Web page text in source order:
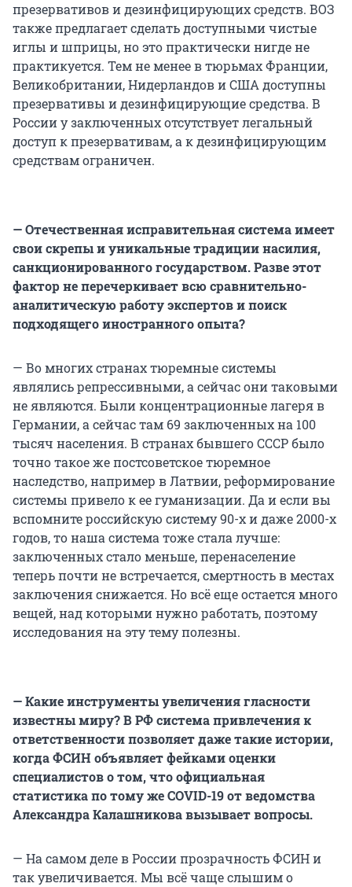
презервативов и дезинфицирующих средств. ВОЗ
также предлагает сделать доступными чистые
иглы и шприцы, но это практически нигде не
практикуется. Тем не менее в тюрьмах Франции,
Великобритании, Нидерландов и США доступны
презервативы и дезинфицирующие средства. В
России у заключенных отсутствует легальный
доступ к презервативам, а к дезинфицирующим
средствам ограничен.
— Отечественная исправительная система имеет
свои скрепы и уникальные традиции насилия,
санкционированного государством. Разве этот
фактор не перечеркивает всю сравнительно-
аналитическую работу экспертов и поиск
подходящего иностранного опыта?
— Во многих странах тюремные системы
являлись репрессивными, а сейчас они таковыми
не являются. Были концентрационные лагеря в
Германии, а сейчас там 69 заключенных на 100
тысяч населения. В странах бывшего СССР было
точно такое же постсоветское тюремное
наследство, например в Латвии, реформирование
системы привело к ее гуманизации. Да и если вы
вспомните российскую систему 90-х и даже 2000-х
годов, то наша система тоже стала лучше:
заключенных стало меньше, перенаселение
теперь почти не встречается, смертность в местах
заключения снижается. Но всё еще остается много
вещей, над которыми нужно работать, поэтому
исследования на эту тему полезны.
— Какие инструменты увеличения гласности
известны миру? В РФ система привлечения к
ответственности позволяет даже такие истории,
когда ФСИН объявляет фейками оценки
специалистов о том, что официальная
статистика по тому же COVID-19 от ведомства
Александра Калашникова вызывает вопросы.
— На самом деле в России прозрачность ФСИН и
так увеличивается. Мы всё чаще слышим о